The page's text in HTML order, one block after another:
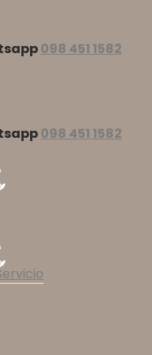
098 451 1582
098 451 1582